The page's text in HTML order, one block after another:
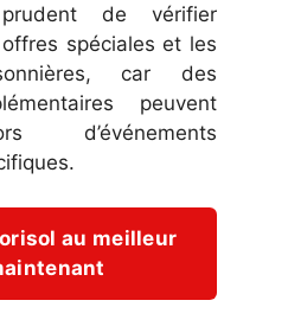
de vérifier
spéciales et les
car des
peuvent
d’événements
au meilleur